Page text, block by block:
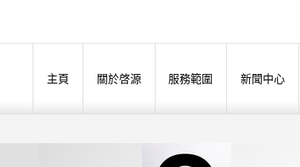
主頁 關於啓源 服務範圍 新聞中心